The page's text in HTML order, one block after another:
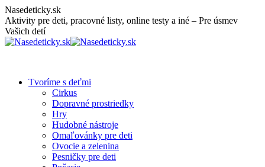
Skip
to
content
Nasedeticky.sk
Aktivity pre deti, pracovné listy, online testy a iné – Pre úsmev
Vašich detí
Tvoríme s deťmi
Cirkus
Dopravné prostriedky
Hry
Hudobné nástroje
Omaľovánky pre deti
Ovocie a zelenina
Pesničky pre deti